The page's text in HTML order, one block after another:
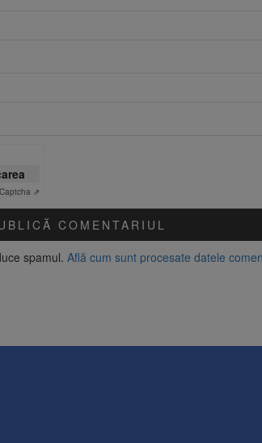
Captcha ⇗
spamul. Află cum sunt procesate datele